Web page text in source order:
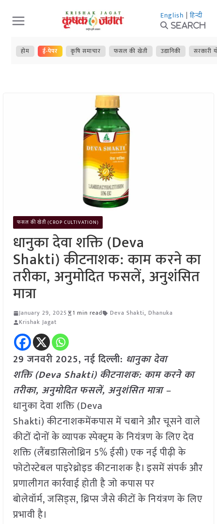
Skip
to
content
English | हिन्दी
Search
होम ई-पेपर कृषि समाचार फसल की खेती उद्यानिकी सरकारी
फसल की खेती (CROP CULTIVATION)
धानुका देवा शक्ति (Deva
Shakti) कीटनाशक: काम करने का
तरीका, अनुमोदित फसलें, अनुशंसित
मात्रा
January 29, 2025 1 min read Deva Shakti, Dhanuka
Krishak Jagat
29 जनवरी 2025, नई दिल्ली: धानुका देवा
शक्ति (Deva Shakti) कीटनाशक: काम करने का
तरीका, अनुमोदित फसलें, अनुशंसित मात्रा –
धानुका देवा शक्ति (Deva
Shakti) कीटनाशकमेंकपास में चबाने और चूसने वाले
कीटों दोनों के व्यापक स्पेक्ट्रम के नियंत्रण के लिए देव
शक्ति (लैंबडासिलोथ्रिन 5% ईसी) एक नई पीढ़ी के
फोटोस्टेबल पाइरेथ्रोइड कीटनाशक है। इसमें संपर्क और
प्रणालीगत कार्रवाई होती है जो कपास पर
बोलेवॉर्म, जसिड्स, थ्रिप्स जैसे कीटों के नियंत्रण के लिए
प्रभावी है।